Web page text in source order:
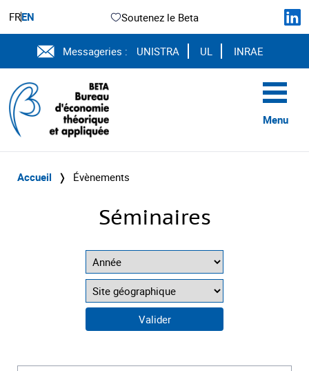
FREN Soutenez le Beta
Messageries : UNISTRA UL INRAE
Menu
Accueil ❭ Évènements
Séminaires